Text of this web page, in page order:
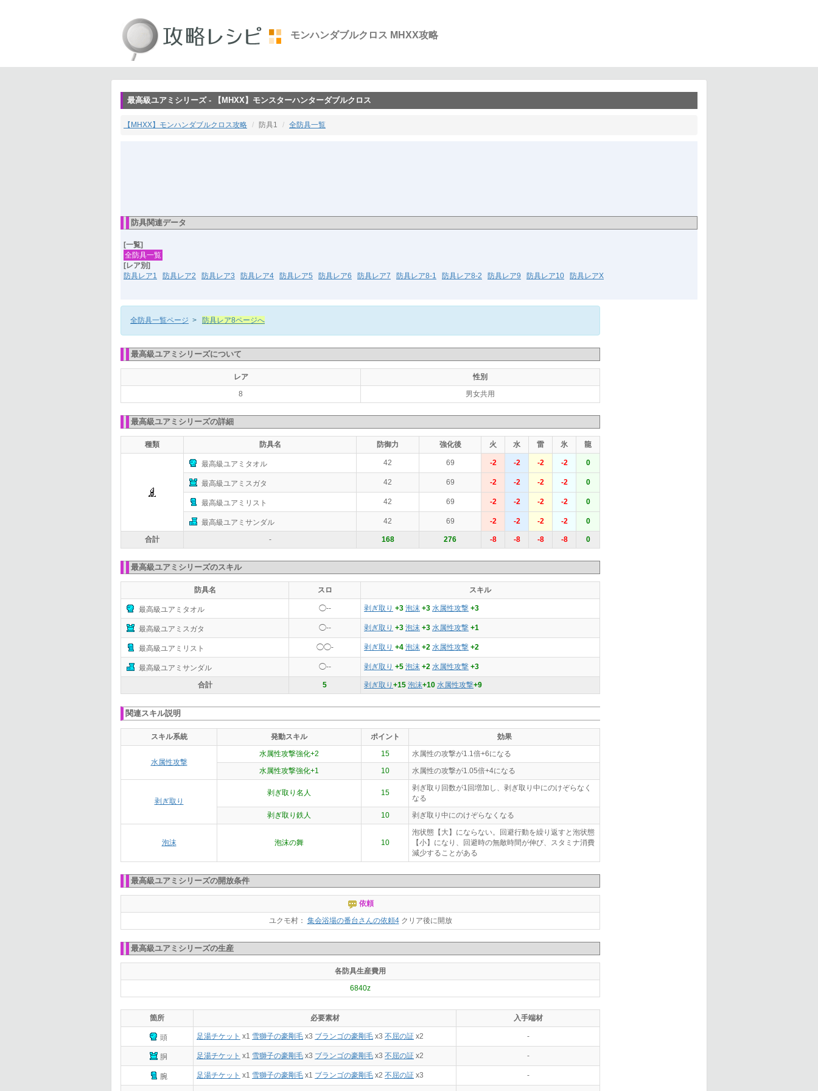
モンハンダブルクロス MHXX攻略
最高級ユアミシリーズ - 【MHXX】モンスターハンターダブルクロス
【MHXX】モンハンダブルクロス攻略 防具1 全防具一覧
防具関連データ
[一覧]
全防具一覧
[レア別]
防具レア1
防具レア2 防具レア3 防具レア4 防具レア5 防具レア6 防具レア7 防具レア8-1 防具レア8-2 防具レア9 防具レア10 防具レアX
全防具一覧ページ > 防具レア8ページへ
最高級ユアミシリーズについて
レア
性別
8
男女共用
最高級ユアミシリーズの詳細
種類 防具名 防御力 強化後 火 水 雷 氷 龍
最高級ユアミタオル 42 69 -2 -2 -2 -2 0
最高級ユアミスガタ 42 69 -2 -2 -2 -2 0
最高級ユアミリスト 42 69 -2 -2 -2 -2 0
最高級ユアミサンダル 42 69 -2 -2 -2 -2 0
合計 - 168 276 -8 -8 -8 -8 0
最高級ユアミシリーズのスキル
防具名 スロ スキル
最高級ユアミタオル ◯-- 剥ぎ取り +3 泡沫 +3 水属性攻撃 +3
最高級ユアミスガタ ◯-- 剥ぎ取り +3 泡沫 +3 水属性攻撃 +1
最高級ユアミリスト ◯◯- 剥ぎ取り +4 泡沫 +2 水属性攻撃 +2
最高級ユアミサンダル ◯-- 剥ぎ取り +5 泡沫 +2 水属性攻撃 +3
合計 5 剥ぎ取り +15 泡沫+10 水属性攻撃+9
関連スキル説明
スキル系統 発動スキル ポイント 効果
水属性攻撃
水属性攻撃強化+2 15
水属性の攻撃が1.1倍+6になる
水属性攻撃強化+1
10 水属性の攻撃が1.05倍+4になる
剥ぎ取り
剥ぎ取り名人 15
剥ぎ取り回数が1回増加し、剥ぎ取り中にのけぞらなく
なる
剥ぎ取り鉄人
10 剥ぎ取り中にのけぞらなくなる
泡沫 泡沫の舞 10
泡状態【大】にならない。回避行動を繰り返すと泡状態
【小】になり、回避時の無敵時間が伸び、スタミナ消費
減少することがある
最高級ユアミシリーズの開放条件
依頼
ユクモ村： 集会浴場の番台さんの依頼4クリア後に開放
最高級ユアミシリーズの生産
各防具生産費用
6840z
箇所 必要素材 入手端材
頭 足湯チケット x1 雪獅子の豪剛毛 x3 ブランゴの豪剛毛 x3 不屈の証 x2 -
胴 足湯チケット x1 雪獅子の豪剛毛 x3 ブランゴの豪剛毛 x3 不屈の証 x2 -
腕 足湯チケット x1 雪獅子の豪剛毛 x1 ブランゴの豪剛毛 x2 不屈の証 x3 -